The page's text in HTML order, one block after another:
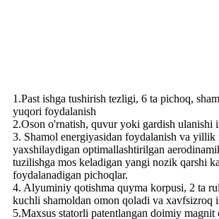
1.Past ishga tushirish tezligi, 6 ta pichoq,
yuqori foydalanish
2.Oson o'rnatish, quvur yoki gardish ulanishi
3. Shamol energiyasidan foydalanish va yillik
yaxshilaydigan optimallashtirilgan
tuzilishga mos keladigan yangi nozik qarshi
foydalanadigan pichoqlar.
4. Alyuminiy qotishma quyma korpusi, 2 ta
kuchli shamoldan omon qoladi va xavfsizroq
5.Maxsus statorli patentlangan doimiy magnit